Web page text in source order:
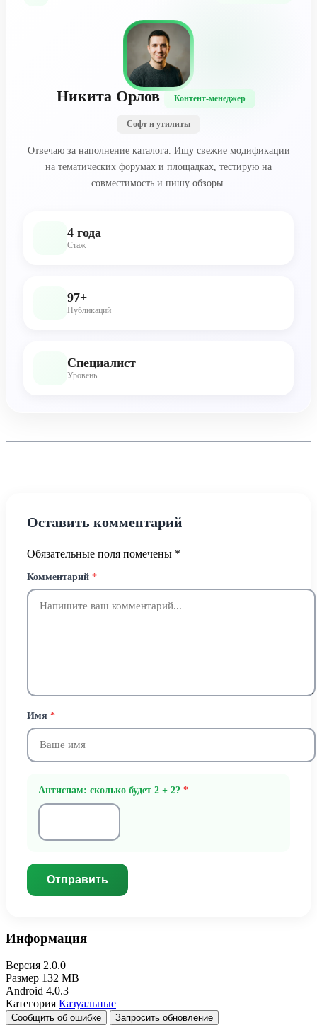
Никита Орлов Контент-менеджер
Софт и утилиты
Отвечаю за наполнение каталога. Ищу свежие модификации
на тематических форумах и площадках, тестирую на
совместимость и пишу обзоры.
4 года
Стаж
97+
Публикаций
Специалист
Уровень
Оставить комментарий
Обязательные поля помечены *
Комментарий *
Имя *
Антиспам: сколько будет 2 + 2? *
Отправить
Информация
Версия 2.0.0
Размер 132 MB
Android 4.0.3
Категория Казуальные
Сообщить об ошибке Запросить обновление